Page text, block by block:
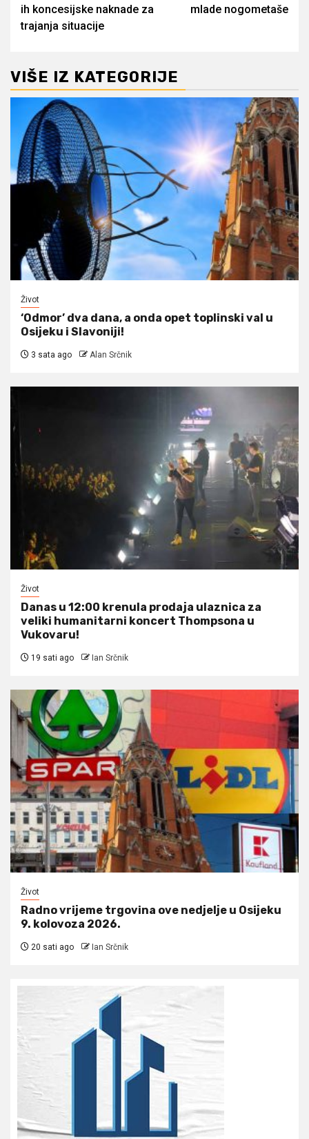
ih koncesijske naknade za
trajanja situacije
mlade nogometaše
VIŠE IZ KATEGORIJE
Život
‘Odmor’ dva dana, a onda opet toplinski val u
Osijeku i Slavoniji!
3 sata ago Alan Srčnik
Život
Danas u 12:00 krenula prodaja ulaznica za
veliki humanitarni koncert Thompsona u
Vukovaru!
19 sati ago Ian Srčnik
Život
Radno vrijeme trgovina ove nedjelje u Osijeku
9. kolovoza 2026.
20 sati ago Ian Srčnik